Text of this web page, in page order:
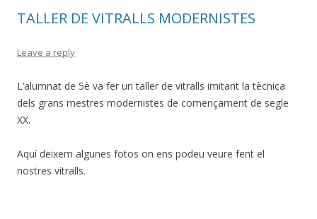
TALLER DE VITRALLS MODERNISTES
Leave a reply
L’alumnat de 5è va fer un taller de vitralls imitant la tècnica
dels grans mestres modernistes de començament de segle
XX.
Aquí deixem algunes fotos on ens podeu veure fent el
nostres vitralls.